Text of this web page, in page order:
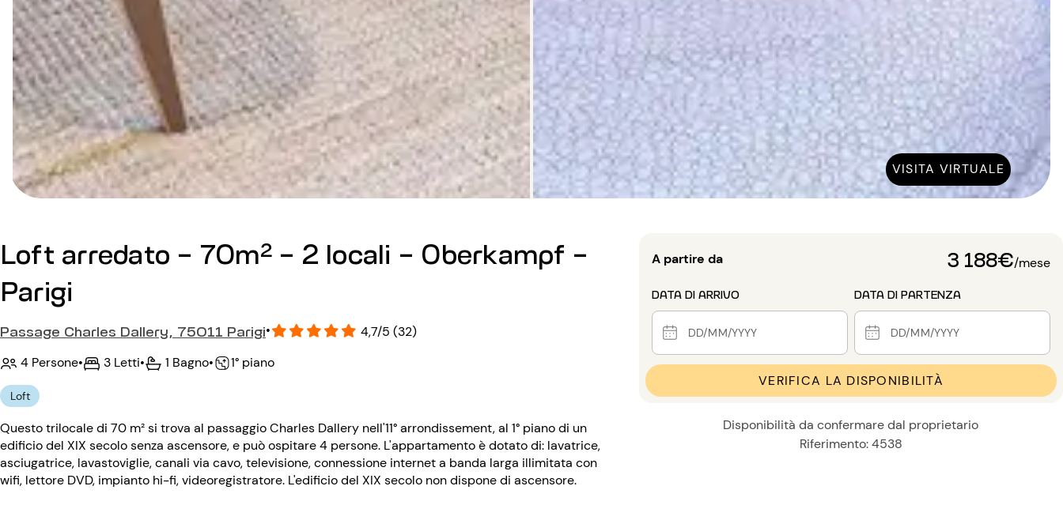
VISITA VIRTUALE
Loft arredato - 70m² - 2 locali - Oberkampf -
Parigi
Passage Charles Dallery, 75011 Parigi•
4,7/5 (32)
4 Persone• 3 Letti• 1 Bagno• 1° piano
Loft
Questo trilocale di 70 m² si trova al passaggio Charles Dallery nell'11° arrondissement, al 1° piano di un
edificio del XIX secolo senza ascensore, e può ospitare 4 persone. L'appartamento è dotato di: lavatrice,
asciugatrice, lavastoviglie, canali via cavo, televisione, connessione internet a banda larga illimitata con
wifi, lettore DVD, impianto hi-fi, videoregistratore. L'edificio del XIX secolo non dispone di ascensore.
A partire da 3 188€/mese
DATA DI ARRIVO DATA DI PARTENZA
VERIFICA LA DISPONIBILITÀ
Disponibilità da confermare dal proprietario
Riferimento: 4538